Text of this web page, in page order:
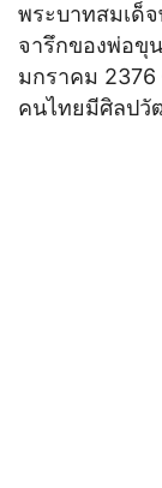
พระบาทสมเด็
จารึกของพ่อขุ
มกราคม
คนไทยมีศิลปวั